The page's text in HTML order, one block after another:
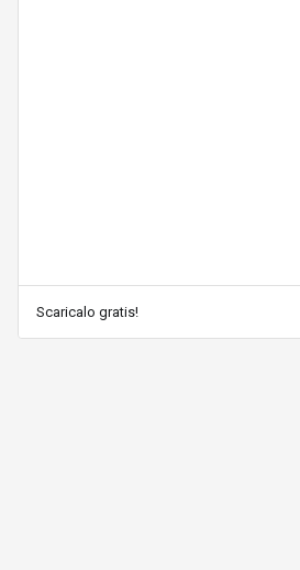
Scaricalo gratis!